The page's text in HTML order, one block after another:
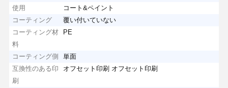
使用
コート&ペイント
コーティング
覆い付いていない
コーティング材
料
PE
コーティング側
単面
互換性のある印
刷
オフセット印刷 オフセット印刷